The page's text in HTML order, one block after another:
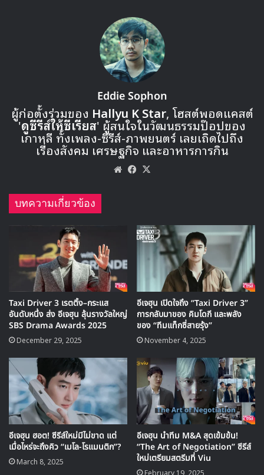
“อีเจฮุน” ย้อนความทรงจำว่าตอนนั้นยังไม่ได้เดบิวต์เป็นนักแสดง
อย่างในปัจจุบัน การได้เห็น “จอนจีฮยอน” ตัวเป็น ๆ จึงเป็นช่วง
เวลาที่ทำให้เขารู้สึกตื่นเต้นจนหัวใจเต้นแรง และบอกว่าถึงแม้
เวลาจะผ่านมานานแล้ว เขายังจดจำความรู้สึกนั้นได้ชัดเจน
🎙GYUBIN ปลื้มเมืองไทยขนาดไหน? ถึงกลับมาถ่าย
MV เพลงใหม่ LIKE U 100 ที่กรุงเทพ
▶ คลิกดูสัมภาษณ์พิเศษ
ความลับที่เพิ่งเผยกลางรายการ “Hyell’s
Club”
ครั้งแรกที่เปิดใจเล่า
ก่อนหน้านี้ “อีเจฮุน” ไม่เคยบอกใครมาก่อนว่าเขาเป็นแฟนคลับ
“จอนจีฮยอน” ทั้งยังเล่าว่า พอได้ร่วมงานกับนักแสดงคนอื่น ๆ ก็
มีคิดอยู่เสมอว่าไม่รู้ควรจะสารภาพดีไหม กระทั่งในรายการ
“Hyell’s Club” เขาจึงเพิ่งเปิดเผยเรื่องราวที่ซ่อนอยู่ในใจนับสิบ
ปี จนพิธีกรสาว “ฮเยริ” ยังแซวว่า “พี่เท่มากค่ะ ถึงเข้าใจหัวอก
แฟนคลับได้ดีขนาดนี้”
Eddie Sophon
ผู้ก่อตั้งร่วมของ Hallyu K Star, โฮสต์พอดแคสต์
'ดูซีรีส์ให้ซีเรียส' ผู้สนใจในวัฒนธรรมป๊อปของ
เกาหลี ทั้งเพลง-ซีรีส์-ภาพยนตร์ เลยเถิดไปถึง
เรื่องสังคม เศรษฐกิจ และอาหารการกิน
WebsiteFacebook
บทความเกี่ยวข้อง
Taxi Driver 3 เรตติ้ง–กระแส
อันดับหนึ่ง ส่ง อีเจฮุน ลุ้นรางวัลใหญ่
SBS Drama Awards 2025
December 29, 2025
อีเจฮุน เปิดใจถึง “Taxi Driver 3”
การกลับมาของ คิมโดกี และพลัง
ของ “ทีมแท็กซี่สายรุ้ง”
November 4, 2025
อีเจฮุน ฮอต! ซีรีส์ใหม่มีไม่ขาด แต่
เมื่อไหร่จะถึงคิว “เมโล-โรแมนติก”?
March 8, 2025
อีเจฮุน นำทีม M&A สุดเข้มข้น!
“The Art of Negotiation” ซีรีส์
ใหม่เตรียมสตรีมที่ Viu
February 19, 2025